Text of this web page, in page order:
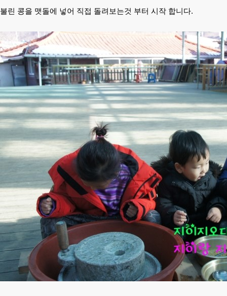
불린 콩을 맷돌에 넣어 직접 돌려보는것 부터 시작 합니다.